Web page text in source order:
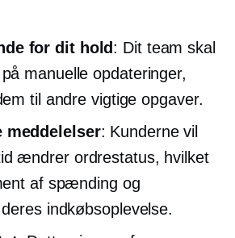
for dit hold: Dit team skal
manuelle opdateringer,
til andre vigtige opgaver.
: Kunderne vil
ændrer ordrestatus, hvilket
af spænding og
indkøbsoplevelse.